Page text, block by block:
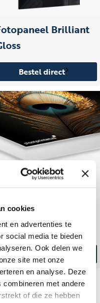
cookies
en advertenties te
social media te bieden
Ook delen we
site met onze
en analyse. Deze
combineren met andere
of die ze hebben
Brilliant
Bestel direct
Bestel direct